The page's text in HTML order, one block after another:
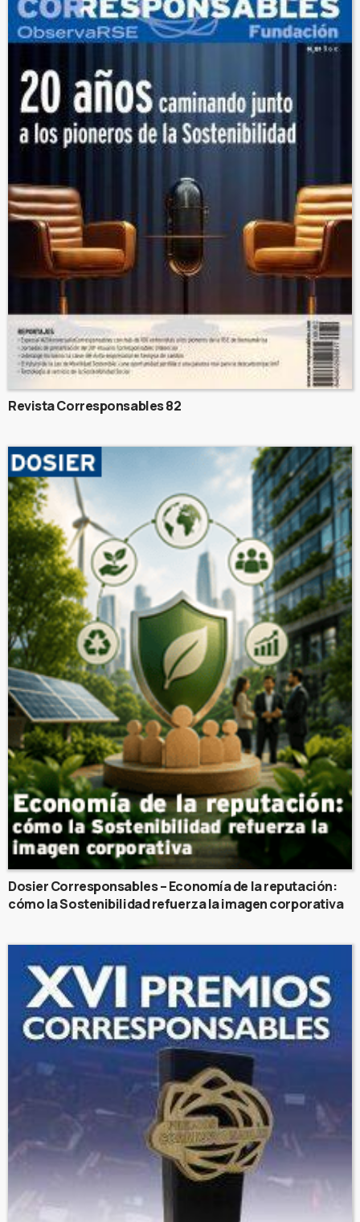
Revista Corresponsables 82
Dosier Corresponsables – Economía de la reputación:
cómo la Sostenibilidad refuerza la imagen corporativa